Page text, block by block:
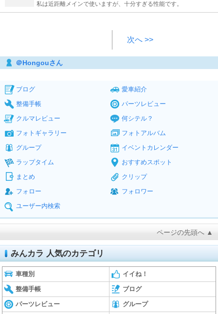
私は近距離メインで使いますが、十分すぎる性能です。
次へ >>
＠Hongouさん
ブログ
愛車紹介
整備手帳
パーツレビュー
クルマレビュー
何シテル？
フォトギャラリー
フォトアルバム
グループ
イベントカレンダー
ラップタイム
おすすめスポット
まとめ
クリップ
フォロー
フォロワー
ユーザー内検索
ページの先頭へ ▲
みんカラ 人気のカテゴリ
車種別 イイね！
整備手帳 ブログ
パーツレビュー グループ